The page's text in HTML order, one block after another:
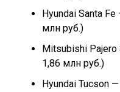
Hyundai Santa
млн руб.)
Mitsubishi
1,86 млн руб.)
Hyundai Tucson